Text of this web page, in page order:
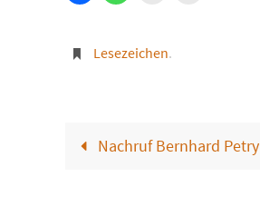
Lesezeichen.
Nachruf Bernhard Petry